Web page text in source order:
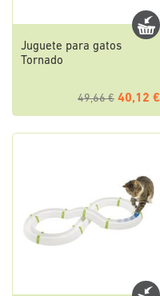
Juguete para gatos
Tornado
49,66 € 40,12 €